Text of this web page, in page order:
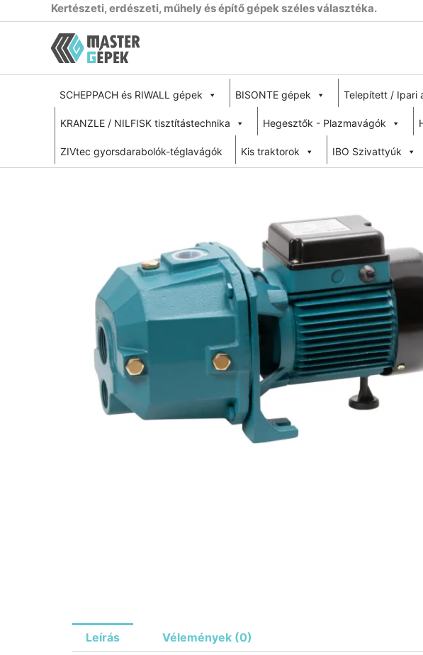
Kertészeti, erdészeti, műhely és építő gépek széles választéka.
SCHEPPACH és RIWALL gépek BISONTE gépek Telepített / Ipari
KRANZLE / NILFISK tisztítástechnika Hegesztők - Plazmavágók
ZIVtec gyorsdarabolók-téglavágók Kis traktorok IBO Szivattyúk
Leírás Vélemények (0)